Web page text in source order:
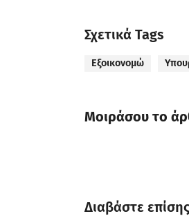
Σχετικά Tags
Εξοικονομώ
Μοιράσου το
Διαβάστε